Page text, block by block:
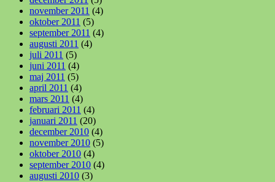
november 2011 (4)
oktober 2011 (5)
september 2011 (4)
augusti 2011 (4)
juli 2011 (5)
juni 2011 (4)
maj 2011 (5)
april 2011 (4)
mars 2011 (4)
februari 2011 (4)
januari 2011 (20)
december 2010 (4)
november 2010 (5)
oktober 2010 (4)
september 2010 (4)
augusti 2010 (3)